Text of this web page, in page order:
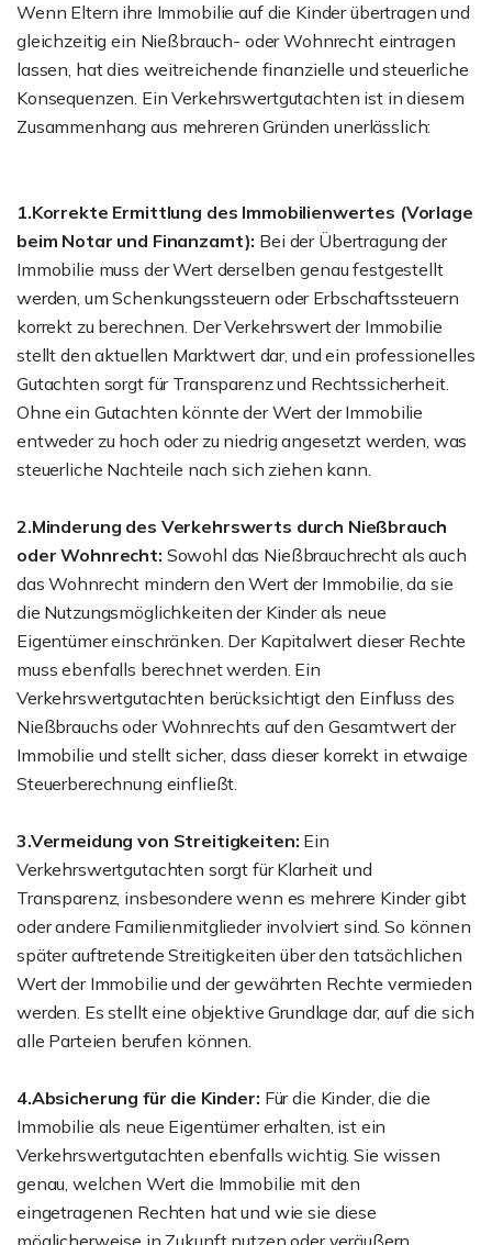
Wenn Eltern ihre Immobilie auf die Kinder übertragen und
gleichzeitig ein Nießbrauch- oder Wohnrecht eintragen
lassen, hat dies weitreichende finanzielle und steuerliche
Konsequenzen. Ein Verkehrswertgutachten ist in diesem
Zusammenhang aus mehreren Gründen unerlässlich:
1.Korrekte Ermittlung des Immobilienwertes (Vorlage
beim Notar und Finanzamt): Bei der Übertragung der
Immobilie muss der Wert derselben genau festgestellt
werden, um Schenkungssteuern oder Erbschaftssteuern
korrekt zu berechnen. Der Verkehrswert der Immobilie
stellt den aktuellen Marktwert dar, und ein professionelles
Gutachten sorgt für Transparenz und Rechtssicherheit.
Ohne ein Gutachten könnte der Wert der Immobilie
entweder zu hoch oder zu niedrig angesetzt werden, was
steuerliche Nachteile nach sich ziehen kann.
2.Minderung des Verkehrswerts durch Nießbrauch
oder Wohnrecht: Sowohl das Nießbrauchrecht als auch
das Wohnrecht mindern den Wert der Immobilie, da sie
die Nutzungsmöglichkeiten der Kinder als neue
Eigentümer einschränken. Der Kapitalwert dieser Rechte
muss ebenfalls berechnet werden. Ein
Verkehrswertgutachten berücksichtigt den Einfluss des
Nießbrauchs oder Wohnrechts auf den Gesamtwert der
Immobilie und stellt sicher, dass dieser korrekt in etwaige
Steuerberechnung einfließt.
3.Vermeidung von Streitigkeiten: Ein
Verkehrswertgutachten sorgt für Klarheit und
Transparenz, insbesondere wenn es mehrere Kinder gibt
oder andere Familienmitglieder involviert sind. So können
später auftretende Streitigkeiten über den tatsächlichen
Wert der Immobilie und der gewährten Rechte vermieden
werden. Es stellt eine objektive Grundlage dar, auf die sich
alle Parteien berufen können.
4.Absicherung für die Kinder: Für die Kinder, die die
Immobilie als neue Eigentümer erhalten, ist ein
Verkehrswertgutachten ebenfalls wichtig. Sie wissen
genau, welchen Wert die Immobilie mit den
eingetragenen Rechten hat und wie sie diese